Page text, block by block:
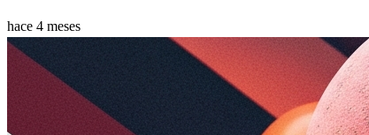
hace 4 meses